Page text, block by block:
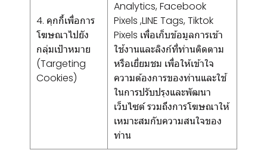
4. คุกกี้เพื่อการ
โฆษณาไปยัง
กลุ่มเป้าหมาย
(Targeting
Cookies)
Analytics, Facebook
Pixels ,LINE Tags, Tiktok
Pixels เพื่อเก็บข้อมูลการเข้า
ใช้งานและลิงก์ที่ท่านติดตาม
หรือเยี่ยมชม เพื่อให้เข้าใจ
ความต้องการของท่านและใช้
ในการปรับปรุงและพัฒนา
เว็บไซต์ รวมถึงการโฆษณาให้
เหมาะสมกับความสนใจของ
ท่าน